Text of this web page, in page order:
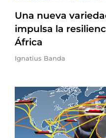
Una nueva
impulsa la
África
Ignatius Banda